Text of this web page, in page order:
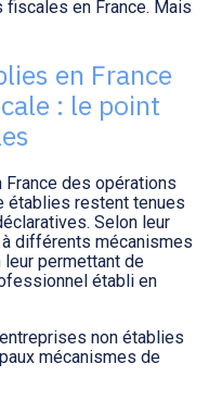
en France. Mais
en France
: le point
des opérations
établies restent tenues
Selon leur
différents mécanismes
permettant de
établi en
non établies
mécanismes de